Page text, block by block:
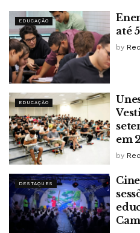
EDUCAÇÃO
até
by
EDUCAÇÃO
em
by
DESTAQUES